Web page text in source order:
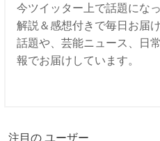
今ツイッター上で話題にな
解説＆感想付きで毎日お届
話題や、芸能ニュース、日
報でお届けしています。
注目の ユーザー